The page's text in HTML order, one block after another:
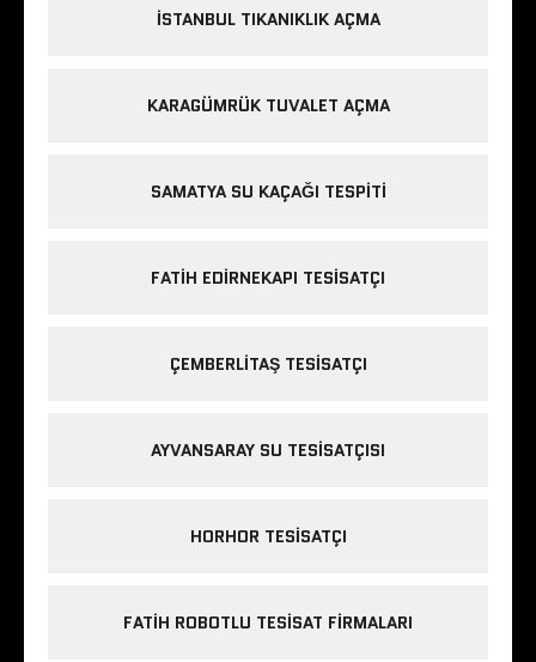
ISTANBUL TIKANIKLIK AÇMA
KARAGÜMRÜK TUVALET AÇMA
SAMATYA SU KAÇAĞI TESPITI
FATIH EDIRNEKAPI TESISATÇI
ÇEMBERLITAŞ TESISATÇI
AYVANSARAY SU TESISATÇISI
HORHOR TESISATÇI
FATIH ROBOTLU TESISAT FIRMALARI